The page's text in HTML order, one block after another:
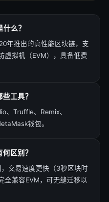
么？
年推出的高性能区块链，支
虚拟机（EVM），具备低费
工具？
、Truffle、Remix、
钱包。
区别？
交易速度更快（3秒区块时
全兼容EVM，可无缝迁移以